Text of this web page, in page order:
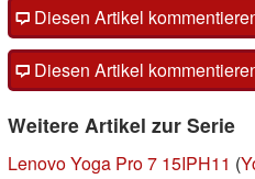
Diesen Artikel
Diesen Artikel
Weitere Artikel zur Serie
Lenovo Yoga Pro 7 15IPH11 (